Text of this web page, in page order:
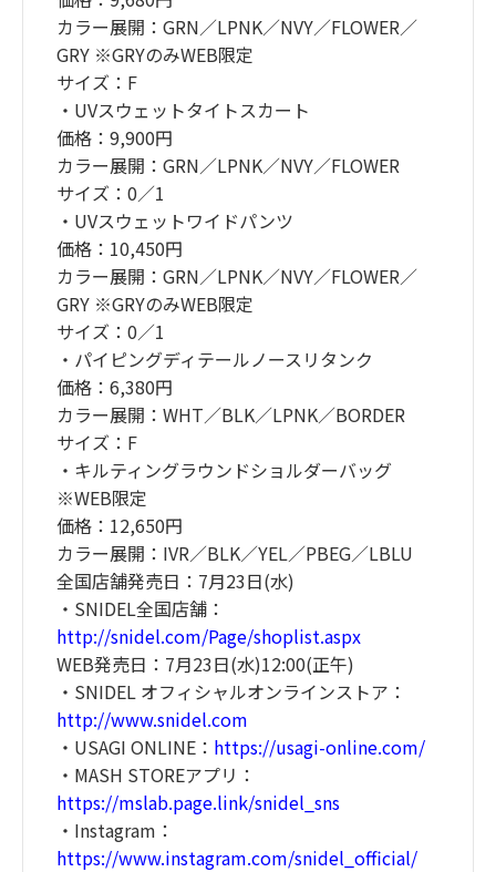
カラー展開：GRN／LPNK／NVY／FLOWER／
GRY ※GRYのみWEB限定
サイズ：F
・UVスウェットタイトスカート
価格：9,900円
カラー展開：GRN／LPNK／NVY／FLOWER
サイズ：0／1
・UVスウェットワイドパンツ
価格：10,450円
カラー展開：GRN／LPNK／NVY／FLOWER／
GRY ※GRYのみWEB限定
サイズ：0／1
・パイピングディテールノースリタンク
価格：6,380円
カラー展開：WHT／BLK／LPNK／BORDER
サイズ：F
・キルティングラウンドショルダーバッグ
※WEB限定
価格：12,650円
カラー展開：IVR／BLK／YEL／PBEG／LBLU
全国店舗発売日：7月23日(水)
・SNIDEL全国店舗：
http://snidel.com/Page/shoplist.aspx
WEB発売日：7月23日(水)12:00(正午)
・SNIDEL オフィシャルオンラインストア：
http://www.snidel.com
・USAGI ONLINE： https://usagi-online.com/
・MASH STOREアプリ：
https://mslab.page.link/snidel_sns
・Instagram：
https://www.instagram.com/snidel_official/